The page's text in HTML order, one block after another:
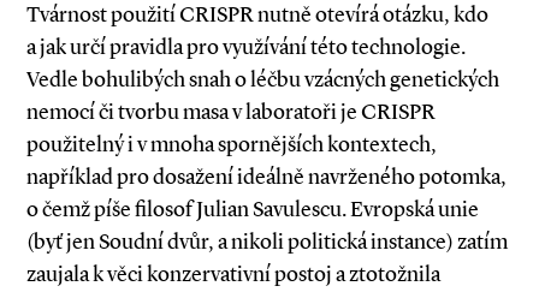
Tvárnost použití CRISPR nutně otevírá otázku, kdo
a jak určí pravidla pro využívání této technologie.
Vedle bohulibých snah o ­léčbu vzácných genetických
nemocí či tvorbu masa v laboratoři je CRISPR
použitelný i v mnoha spornějších kontextech,
například pro dosažení ideálně navrženého potomka,
o čemž píše filosof Julian Savulescu. Evropská unie
(byť jen Soudní dvůr, a nikoli politická instance) zatím
zaujala k věci konzervativní postoj a ztotožnila